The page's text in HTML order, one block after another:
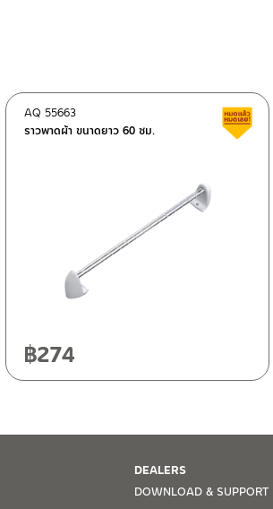
สินค้าลดราคา เคลียร์สต็อก
ราวพาดผ้า ขนาดยาว 60 ซม.
AQ 55663
฿274
DEALERS
DOWNLOAD & SUPPORT